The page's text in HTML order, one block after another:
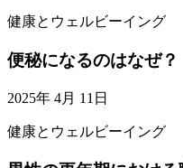
健康とウェルビーイング
便秘になるのはなぜ？
2025年 4月 11日
健康とウェルビーイング